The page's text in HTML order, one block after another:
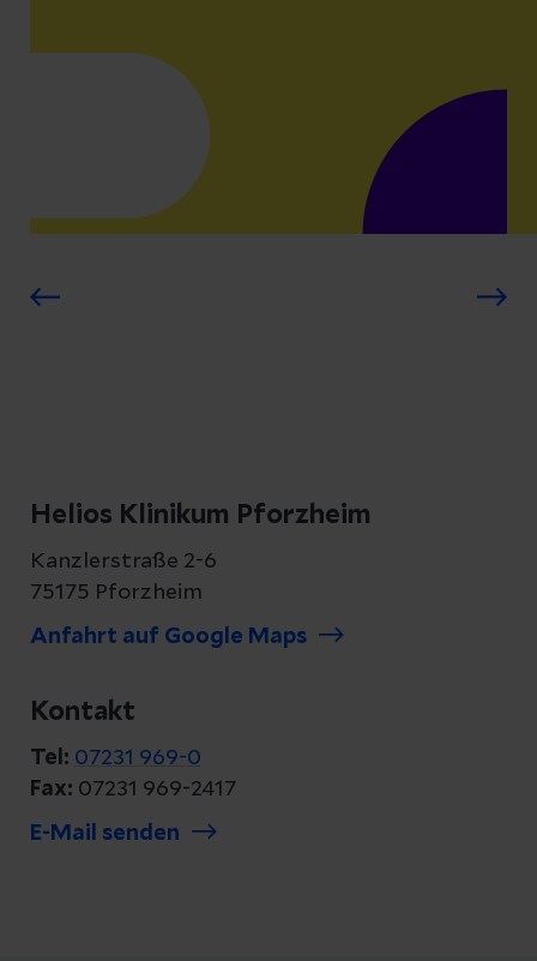
Helios Klinikum Pforzheim
Kanzlerstraße 2-6
75175 Pforzheim
Anfahrt auf Google Maps
Kontakt
Tel: 07231 969-0
Fax: 07231 969-2417
E-Mail senden